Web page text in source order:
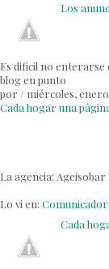
Los
Es dificil no enterarse
blog en punto
por / miércoles, enero
Cada hogar una
La agencia: Ageisobar
Lo vi en:
Cada